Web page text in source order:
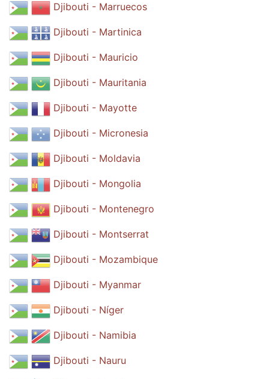
Djibouti - Marruecos
Djibouti - Martinica
Djibouti - Mauricio
Djibouti - Mauritania
Djibouti - Mayotte
Djibouti - Micronesia
Djibouti - Moldavia
Djibouti - Mongolia
Djibouti - Montenegro
Djibouti - Montserrat
Djibouti - Mozambique
Djibouti - Myanmar
Djibouti - Níger
Djibouti - Namibia
Djibouti - Nauru